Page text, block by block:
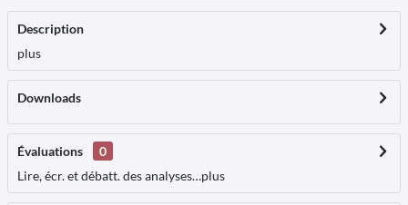
Description
plus
Downloads
Évaluations
0
Lire, écr. et débatt. des analyses…plus